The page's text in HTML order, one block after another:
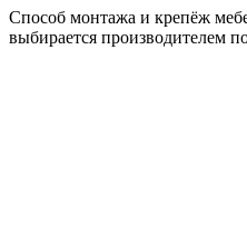
Способ монтажа и крепёж
выбирается производителем